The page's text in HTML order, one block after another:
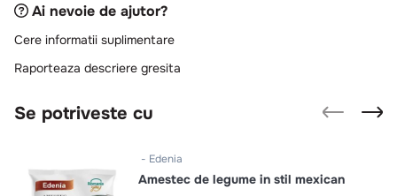
Ai nevoie de ajutor?
Cere informatii suplimentare
Raporteaza descriere gresita
Se potriveste cu
Edenia
Amestec de legume in stil mexican